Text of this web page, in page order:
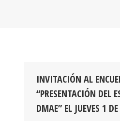
INVITACIÓN AL
“PRESENTACIÓN DEL
DMAE” EL JUEVES 1